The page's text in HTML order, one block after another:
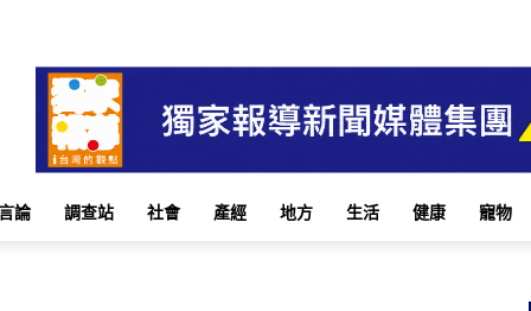
論 調查站 社會 產經 地方 生活 健康 寵物